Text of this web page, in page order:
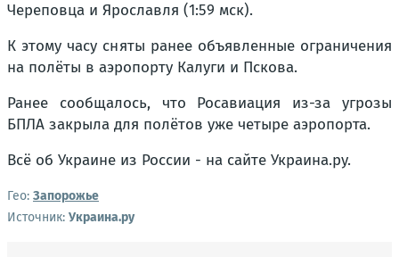
Череповца и Ярославля (1:59 мск).
К этому часу сняты ранее объявленные ограничения
на полёты в аэропорту Калуги и Пскова.
Ранее сообщалось, что Росавиация из-за угрозы
БПЛА закрыла для полётов уже четыре аэропорта.
Всё об Украине из России - на сайте Украина.ру.
Гео: Запорожье
Источник: Украина.ру